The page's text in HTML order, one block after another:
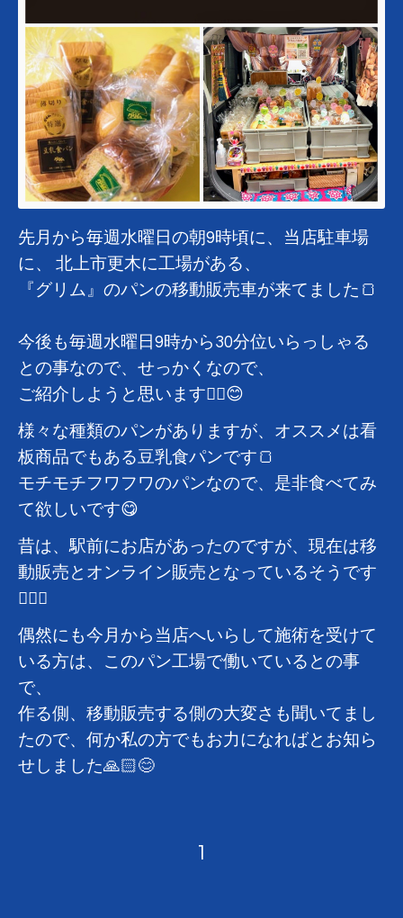
先月から毎週水曜日の朝9時頃に、当店駐車場
に、 北上市更木に工場がある、
『グリム』のパンの移動販売車が来てました🍞
今後も毎週水曜日9時から30分位いらっしゃる
との事なので、せっかくなので、
ご紹介しようと思います✌🏻😊
様々な種類のパンがありますが、オススメは看
板商品でもある豆乳食パンです🍞
モチモチフワフワのパンなので、是非食べてみ
て欲しいです😋
昔は、駅前にお店があったのですが、現在は移
動販売とオンライン販売となっているそうです
🙇🏻‍♂️
偶然にも今月から当店へいらして施術を受けて
いる方は、このパン工場で働いているとの事
で、
作る側、移動販売する側の大変さも聞いてまし
たので、何か私の方でもお力になればとお知ら
せしました🙏🏻😊
1